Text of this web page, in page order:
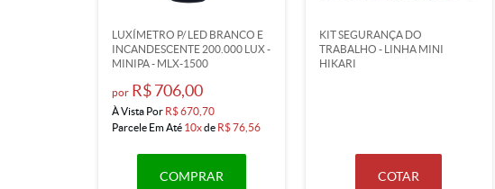
LUXÍMETRO P/ LED BRANCO E
INCANDESCENTE 200.000 LUX -
MINIPA - MLX-1500
por R$ 706,00
À Vista Por R$ 670,70
Parcele Em Até 10xde R$ 76,56
COMPRAR
KIT SEGURANÇA DO
TRABALHO - LINHA MINI
HIKARI
COTAR